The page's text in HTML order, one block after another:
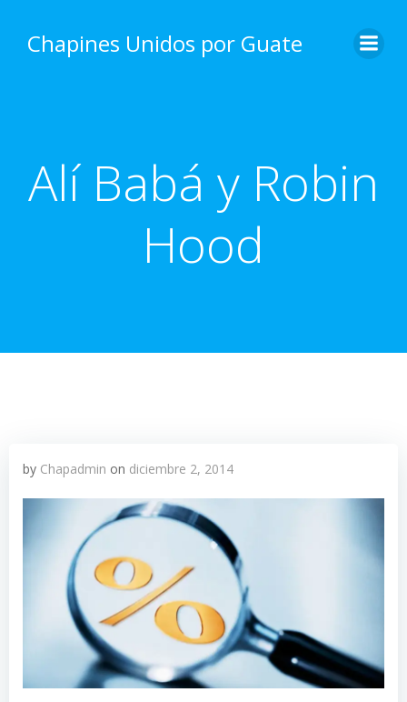
content
Chapines Unidos por Guate
Alí Babá y Robin
Hood
by Chapadmin on diciembre 2, 2014